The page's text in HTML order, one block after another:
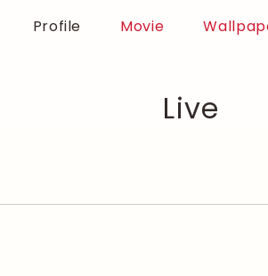
Profile Movie
Live